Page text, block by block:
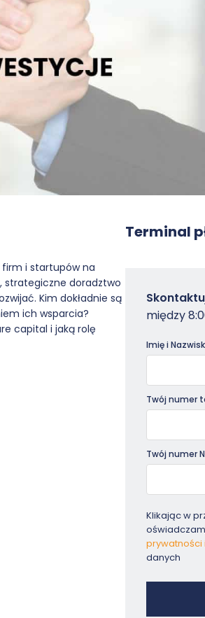
i startupów na
strategiczne doradztwo
Kim dokładnie są
ich wsparcia?
capital i jaką rolę
Terminal
-
między
Imię i
Twój numer
Twój numer
Klikając w
prywatności
danych